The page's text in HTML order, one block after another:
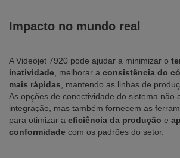
Impacto no mundo real
A Videojet 7920 pode ajudar a minimizar o
inatividade , melhorar a consistência do
mais rápidas , mantendo as linhas de
As opções de conectividade do sistema não
integração, mas também fornecem as
para otimizar a eficiência da produção e
conformidade com os padrões do setor.